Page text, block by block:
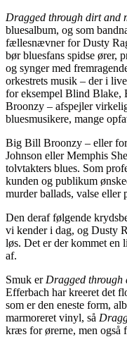
Dragged through dirt and
bluesalbum, og som
fællesnævner for Dusty
bør bluesfans spidse ører,
og synger med
orkestrets musik – der i
for eksempel Blind
Broonzy – afspejler
bluesmusikere, mange
Big Bill Broonzy – eller
Johnson eller Memphis
tolvtakters blues. Som
kunden og publikum
murder ballads, valse eller
Den deraf følgende
vi kender i dag, og Dusty
løs. Det er der kommet en
af.
Smuk er Dragged through
Efferbach har kreeret det
som er den eneste form,
marmoreret vinyl, så
kræs for ørerne, men også